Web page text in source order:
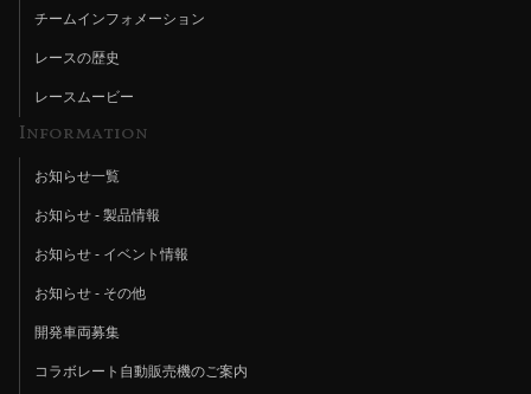
チームインフォメーション
レースの歴史
レースムービー
Information
お知らせ一覧
お知らせ - 製品情報
お知らせ - イベント情報
お知らせ - その他
開発車両募集
コラボレート自動販売機のご案内